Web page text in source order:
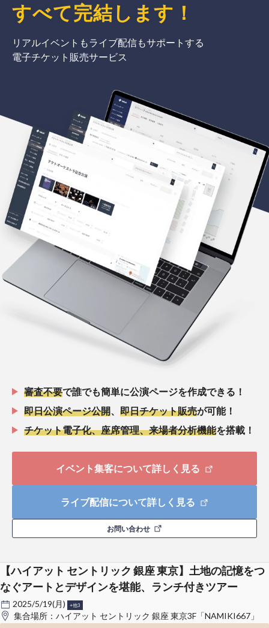
すべて完結 します ！
リアルイベントもライブ配信もサポートする
電子チケット販売サービス
審査不要で誰でも簡単に公演ページを作成できる！
即日公演ページ公開、 即日チケット販売が可能！
チケット電子化、座席管理、来場者分析機能を搭載！
イベント集客について詳しく見る
ライブ配信について詳しく見る
お問い合わせ
【ハイアット セントリック 銀座 東京】土地の記憶をつ
なぐアートとデザインを堪能、ランチ付きツアー
2025/5/19(月) +他3
集合場所：ハイアット セントリック 銀座 東京3F「NAMIKI667」